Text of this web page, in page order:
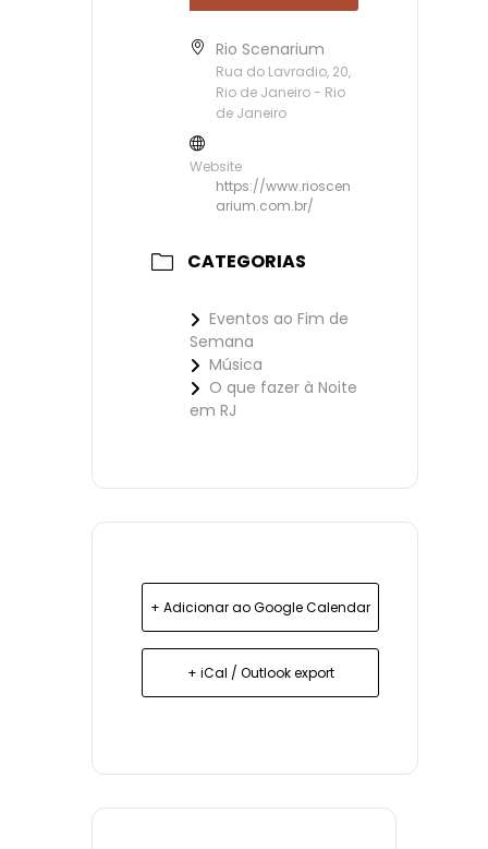
Rio Scenarium
Rua do Lavradio, 20,
Rio de Janeiro - Rio
de Janeiro
Website
https://www.rioscen
arium.com.br/
CATEGORIAS
Eventos ao Fim de
Semana
Música
O que fazer à Noite
em RJ
+ Adicionar ao Google Calendar
+ iCal / Outlook export